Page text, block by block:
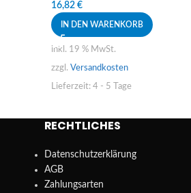
16,82 €
IN DEN WARENKORB
inkl. 19 % MwSt.
zzgl. Versandkosten
Lieferzeit: 4 - 5 Tage
RECHTLICHES
Datenschutzerklärung
AGB
Zahlungsarten